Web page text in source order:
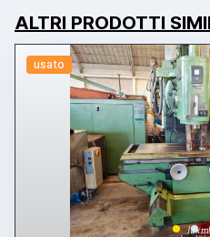
ALTRI PRODOTTI
usato